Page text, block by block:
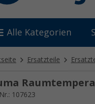
Alle Kategorien
Ersatzteile
107623